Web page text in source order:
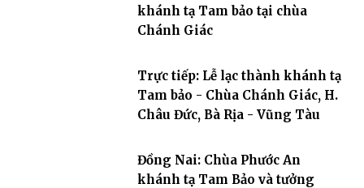
khánh tạ Tam bảo tại chùa
Chánh Giác
Trực tiếp: Lễ lạc thành khánh tạ
Tam bảo - Chùa Chánh Giác, H.
Châu Đức, Bà Rịa - Vũng Tàu
Đồng Nai: Chùa Phước An
khánh tạ Tam Bảo và tưởng